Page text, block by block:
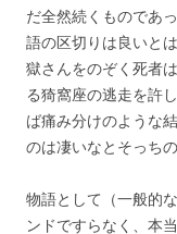
だ全然続くものであ
語の区切りは良いと
獄さんをのぞく死者
る猗窩座の逃走を許
ば痛み分けのような
のは凄いなとそっち
物語として（一般的
ンドですらなく、本